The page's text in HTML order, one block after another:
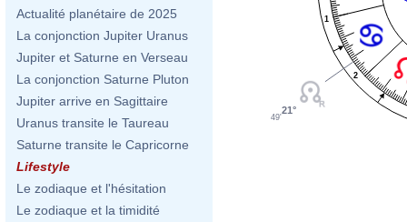
Actualité planétaire de 2025
La conjonction Jupiter Uranus
Jupiter et Saturne en Verseau
La conjonction Saturne Pluton
Jupiter arrive en Sagittaire
Uranus transite le Taureau
Saturne transite le Capricorne
Lifestyle
Le zodiaque et l'hésitation
Le zodiaque et la timidité
1
2
21°
49'